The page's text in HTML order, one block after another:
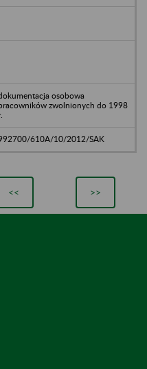
osobowa
zwolnionych do 1998
610A/10/2012/SAK
<< >>